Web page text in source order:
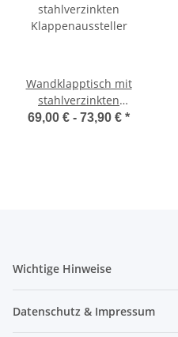
Wandklapptisch mit
stahlverzinkten
Klappenaussteller
69,00 € - 73,90 € *
Wichtige Hinweise
Datenschutz & Impressum